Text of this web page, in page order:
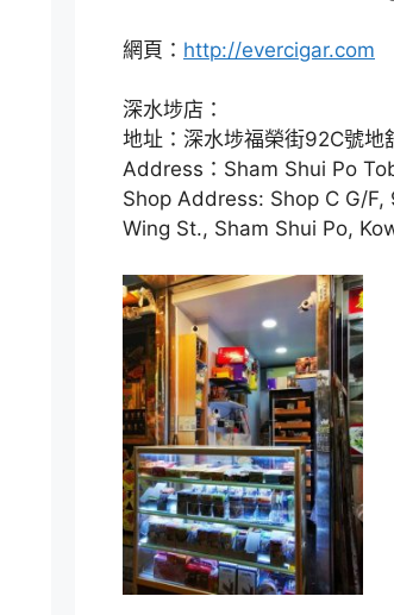
網頁： http://evercigar.com
深水埗店：
地址：深水埗福榮街92C號地
Address：Sham Shui Po
Shop Address: Shop C G/F,
Wing St., Sham Shui Po,